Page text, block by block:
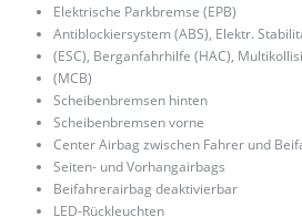
Elektrische Parkbremse (EPB)
Antiblockiersystem (ABS), Elektr.
(ESC), Berganfahrhilfe (HAC),
(MCB)
Scheibenbremsen hinten
Scheibenbremsen vorne
Center Airbag zwischen Fahrer und
Seiten- und Vorhangairbags
Beifahrerairbag deaktivierbar
LED-Rückleuchten